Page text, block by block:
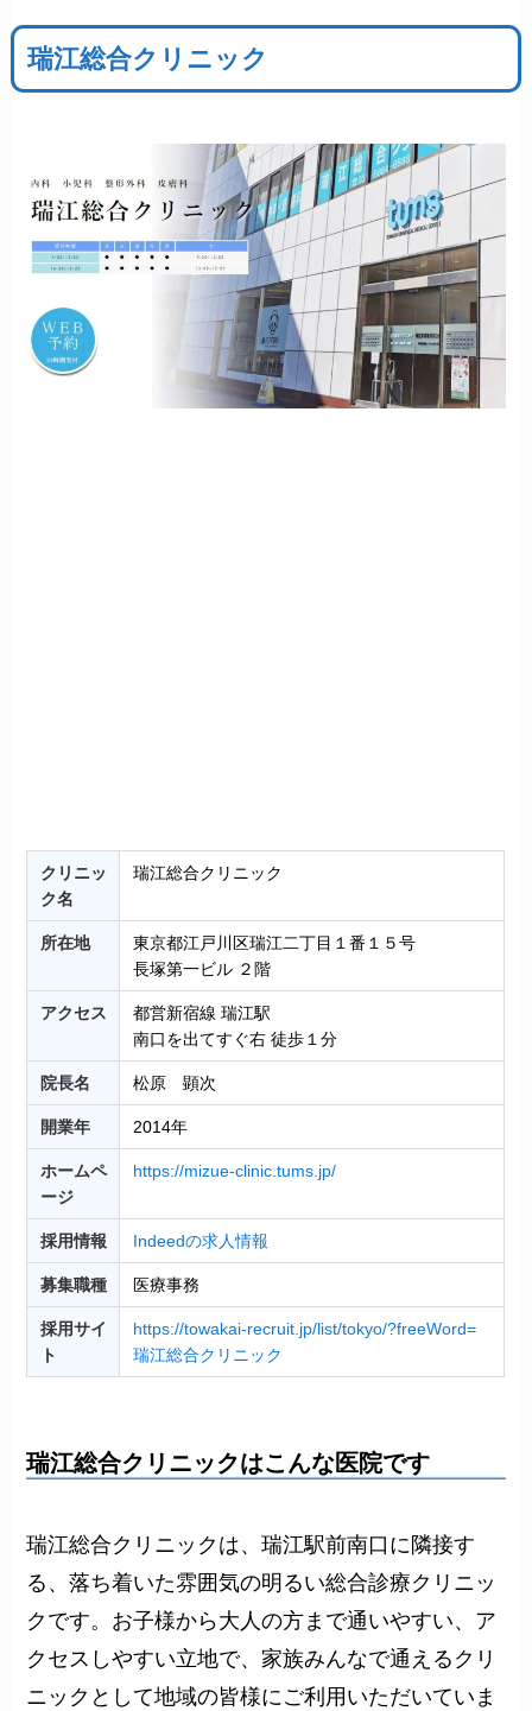
瑞江総合クリニック
クリニッ
ク名
瑞江総合クリニック
所在地
東京都江戸川区瑞江二丁目１番１５号
長塚第一ビル ２階
アクセス
都営新宿線 瑞江駅
南口を出てすぐ右 徒歩１分
院長名 松原 顕次
開業年 2014年
ホームペ
ージ
https://mizue-clinic.tums.jp/
採用情報 Indeedの求人情報
募集職種 医療事務
採用サイ
ト
https://towakai-recruit.jp/list/tokyo/?freeWord=
瑞江総合クリニック
瑞江総合クリニックはこんな医院です
瑞江総合クリニックは、瑞江駅前南口に隣接す
る、落ち着いた雰囲気の明るい総合診療クリニッ
クです。お子様から大人の方まで通いやすい、ア
クセスしやすい立地で、家族みんなで通えるクリ
ニックとして地域の皆様にご利用いただいていま